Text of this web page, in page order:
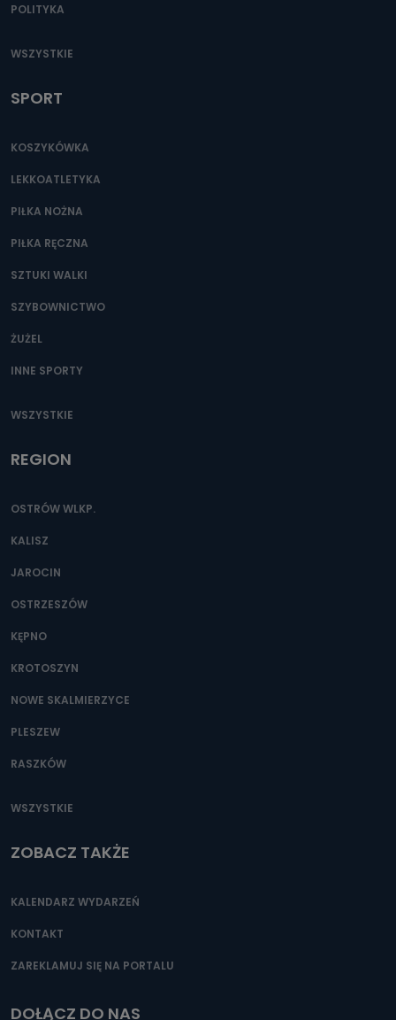
POLITYKA
WSZYSTKIE
SPORT
KOSZYKÓWKA
LEKKOATLETYKA
PIŁKA NOŻNA
PIŁKA RĘCZNA
SZTUKI WALKI
SZYBOWNICTWO
ŻUŻEL
INNE SPORTY
WSZYSTKIE
REGION
OSTRÓW WLKP.
KALISZ
JAROCIN
OSTRZESZÓW
KĘPNO
KROTOSZYN
NOWE SKALMIERZYCE
PLESZEW
RASZKÓW
WSZYSTKIE
ZOBACZ TAKŻE
KALENDARZ WYDARZEŃ
KONTAKT
ZAREKLAMUJ SIĘ NA PORTALU
DOŁĄCZ DO NAS